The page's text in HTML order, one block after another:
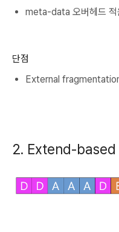
meta-data 오버헤드 적
단점
External
2. Extend-based